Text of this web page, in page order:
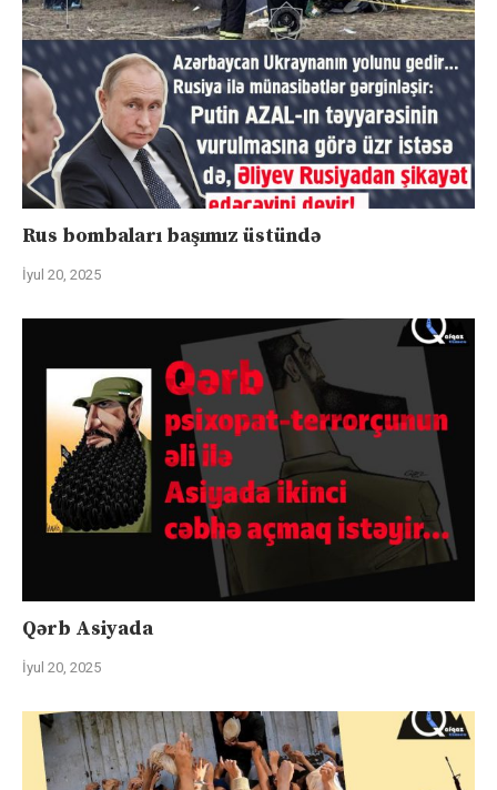
Rus bombaları başımız üstündə
İyul 20, 2025
Qərb Asiyada
İyul 20, 2025